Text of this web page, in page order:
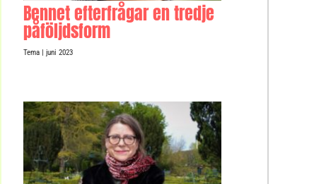
Bennet efterfrågar en tredje
påföljdsform
Tema| juni 2023